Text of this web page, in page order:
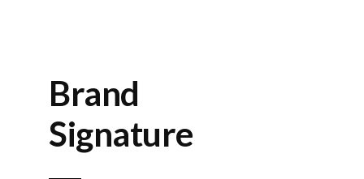
Brand
Signature